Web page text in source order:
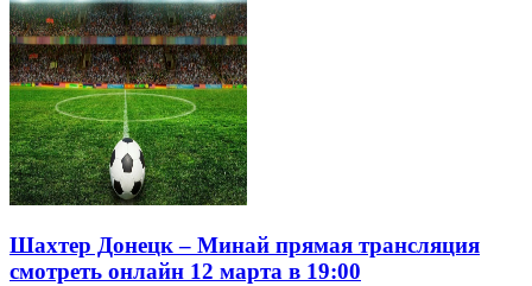
Шахтер Донецк – Минай прямая трансляция
смотреть онлайн 12 марта в 19:00